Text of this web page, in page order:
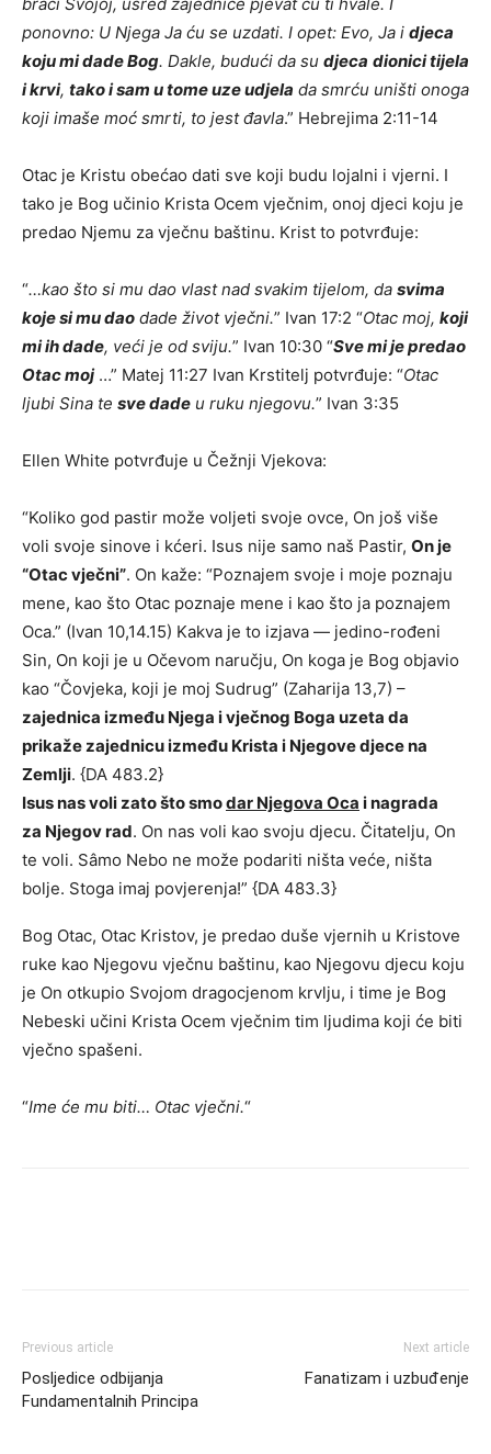
ponovno: U Njega Ja ću se uzdati. I opet: Evo, Ja i djeca
koju mi dade Bog. Dakle, budući da su djeca dionici tijela
i krvi, tako i sam u tome uze udjela da smrću uništi onoga
koji imaše moć smrti, to jest đavla.” Hebrejima 2:11-14
Otac je Kristu obećao dati sve koji budu lojalni i vjerni. I
tako je Bog učinio Krista Ocem vječnim, onoj djeci koju je
predao Njemu za vječnu baštinu. Krist to potvrđuje:
“…kao što si mu dao vlast nad svakim tijelom, da svima
koje si mu dao dade život vječni.” Ivan 17:2 “Otac moj, koji
mi ih dade, veći je od sviju.” Ivan 10:30 “Sve mi je predao
Otac moj…” Matej 11:27 Ivan Krstitelj potvrđuje: “Otac
ljubi Sina te sve dade u ruku njegovu.” Ivan 3:35
Ellen White potvrđuje u Čežnji Vjekova:
“Koliko god pastir može voljeti svoje ovce, On još više
voli svoje sinove i kćeri. Isus nije samo naš Pastir, On je
“Otac vječni”. On kaže: “Poznajem svoje i moje poznaju
mene, kao što Otac poznaje mene i kao što ja poznajem
Oca.” (Ivan 10,14.15) Kakva je to izjava — jedino-rođeni
Sin, On koji je u Očevom naručju, On koga je Bog objavio
kao “Čovjeka, koji je moj Sudrug” (Zaharija 13,7) –
zajednica između Njega i vječnog Boga uzeta da
prikaže zajednicu između Krista i Njegove djece na
Zemlji. {DA 483.2}
Isus nas voli zato što smodar Njegova Oca i nagrada
za Njegov rad. On nas voli kao svoju djecu. Čitatelju, On
te voli. Sâmo Nebo ne može podariti ništa veće, ništa
bolje. Stoga imaj povjerenja!” {DA 483.3}
Bog Otac, Otac Kristov, je predao duše vjernih u Kristove
ruke kao Njegovu vječnu baštinu, kao Njegovu djecu koju
je On otkupio Svojom dragocjenom krvlju, i time je Bog
Nebeski učini Krista Ocem vječnim tim ljudima koji će biti
vječno spašeni.
“Ime će mu biti… Otac vječni.“
Previous article
Posljedice odbijanja
Fundamentalnih Principa
Next article
Fanatizam i uzbuđenje